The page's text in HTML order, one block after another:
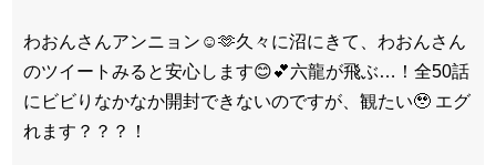
わおんさんアンニョン☺️🫶久々に沼にきて、わおんさん
のツイートみると安心します😊💕六龍が飛ぶ…！全50話
にビビりなかなか開封できないのですが、観たい🥹 エグ
れます？？？！